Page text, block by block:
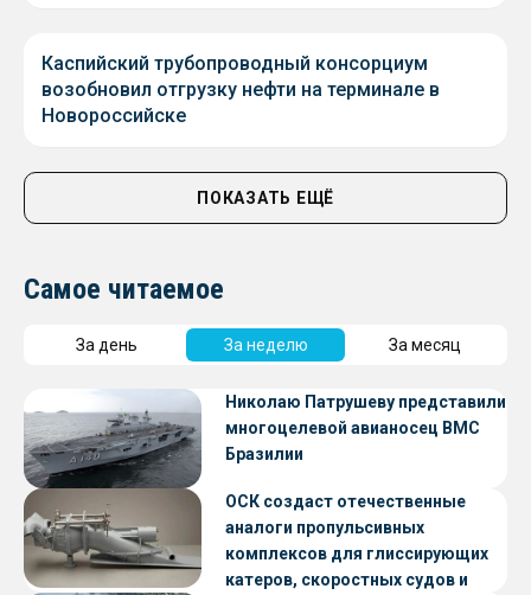
Каспийский трубопроводный консорциум
возобновил отгрузку нефти на терминале в
Новороссийске
ПОКАЗАТЬ ЕЩЁ
Самое читаемое
За день За неделю За месяц
Николаю Патрушеву представили
многоцелевой авианосец ВМС
Бразилии
ОСК создаст отечественные
аналоги пропульсивных
комплексов для глиссирующих
катеров, скоростных судов и